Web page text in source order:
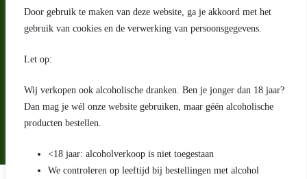
Door gebruik te maken van deze website, ga je akkoord met het
gebruik van cookies en de verwerking van persoonsgegevens.
Let op:
Wij verkopen ook alcoholische dranken. Ben je jonger dan 18 jaar?
Dan mag je wél onze website gebruiken, maar géén alcoholische
producten bestellen.
<18 jaar: alcoholverkoop is niet toegestaan
We controleren op leeftijd bij bestellingen met alcohol
klantenservice@portugeseproducten.nl
Facebook
Herroepingsrecht
Bij bezorging van alcoholhoudende dranken voert de bezorger